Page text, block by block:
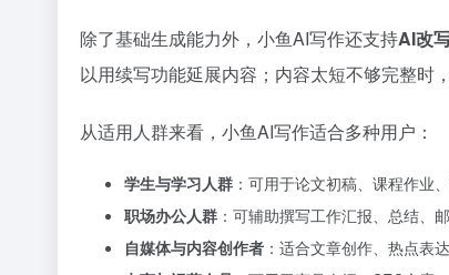
除了基础生成能力外，小鱼AI写作还支持AI改
以用续写功能延展内容；内容太短不够完整时
从适用人群来看，小鱼AI写作适合多种用户：
学生与学习人群 ：可用于论文初稿、课程作业
职场办公人群 ：可辅助撰写工作汇报、总结、
自媒体与内容创作者 ：适合文章创作、热点表